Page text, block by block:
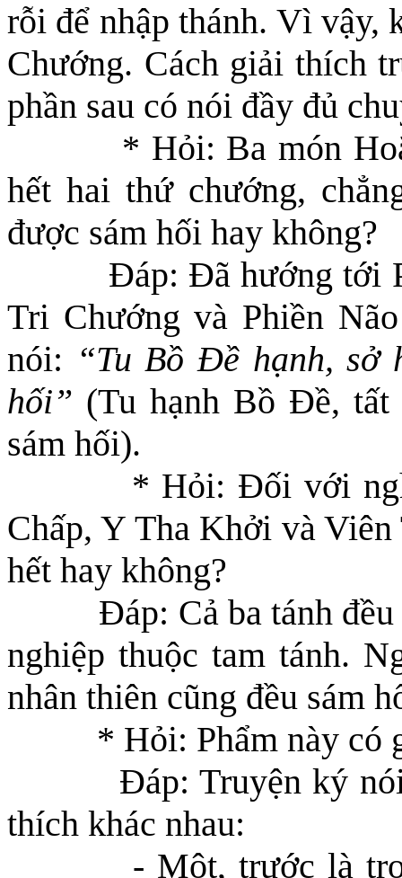
rỗi để nhập thánh. Vì vậy,
Chướng. Cách giải thích
phần sau có nói đầy đủ
* Hỏi: Ba món
hết hai thứ chướng,
được sám hối hay không?
Đáp: Đã hướng tới
Tri Chướng và Phiền
nói: “Tu Bồ Đề hạnh, sở
hối” (Tu hạnh Bồ Đề, tất
sám hối).
* Hỏi: Đối với
Chấp, Y Tha Khởi và
hết hay không?
Đáp: Cả ba tánh
nghiệp thuộc tam tánh.
nhân thiên cũng đều sám
* Hỏi: Phẩm này có
Đáp: Truyện ký
thích khác nhau:
- Một, trước là